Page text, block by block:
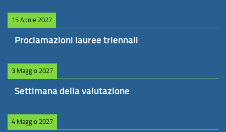
15 Aprile 2027
Proclamazioni lauree triennali
3 Maggio 2027
Settimana della valutazione
4 Maggio 2027